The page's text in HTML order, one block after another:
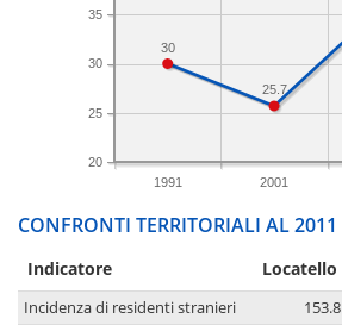
1991 2001
20
25
30
35
25.7
30
CONFRONTI TERRITORIALI AL 2011
Indicatore Locatello
Incidenza di residenti stranieri 153.8